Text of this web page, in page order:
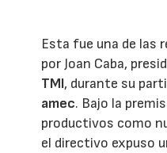
Esta fue una de las
por Joan Caba,
TMI, durante su
amec. Bajo la
productivos como
el directivo expuso